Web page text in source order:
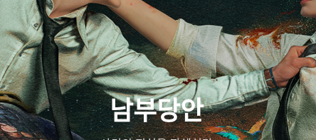
남부당안